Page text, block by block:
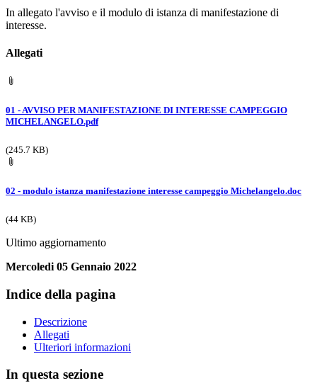
In allegato l'avviso e il modulo di istanza di manifestazione di
interesse.
Allegati
01 - AVVISO PER MANIFESTAZIONE DI INTERESSE CAMPEGGIO
MICHELANGELO.pdf
(245.7 KB)
02 - modulo istanza manifestazione interesse campeggio Michelangelo.doc
(44 KB)
Ultimo aggiornamento
Mercoledi 05 Gennaio 2022
Indice della pagina
Descrizione
Allegati
Ulteriori informazioni
In questa sezione